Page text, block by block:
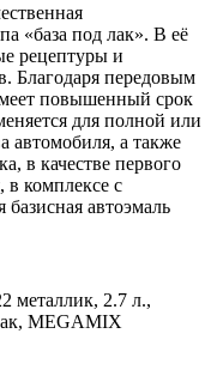
«база под лак». В её
рецептуры и
Благодаря передовым
повышенный срок
для полной или
автомобиля, а также
в качестве первого
в комплексе с
автоэмаль
металлик, 2.7 л.,
MEGAMIX